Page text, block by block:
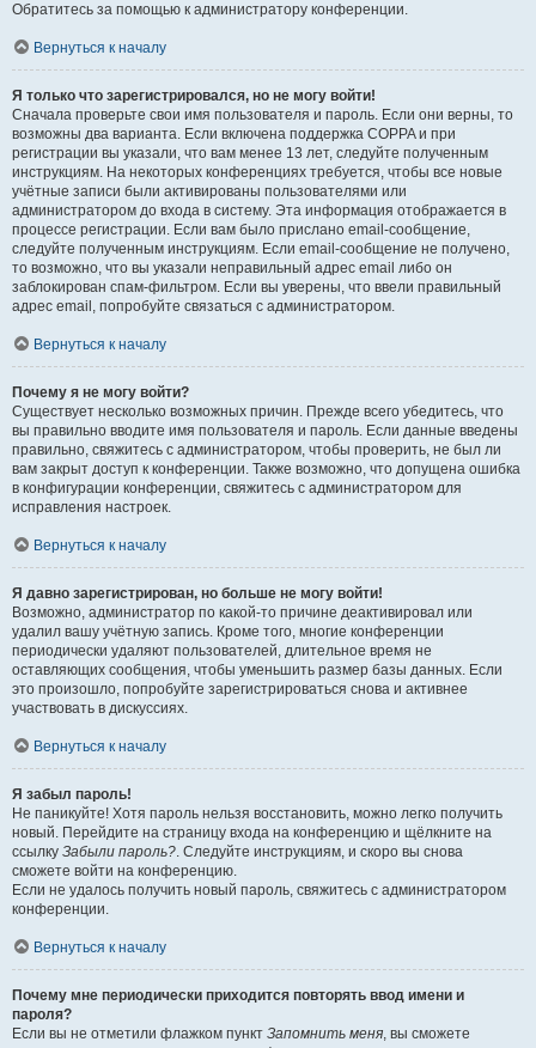
Обратитесь за помощью к администратору конференции.
Вернуться к началу
Я только что зарегистрировался, но не могу войти!
Сначала проверьте свои имя пользователя и пароль. Если они верны, то
возможны два варианта. Если включена поддержка COPPA и при
регистрации вы указали, что вам менее 13 лет, следуйте полученным
инструкциям. На некоторых конференциях требуется, чтобы все новые
учётные записи были активированы пользователями или
администратором до входа в систему. Эта информация отображается в
процессе регистрации. Если вам было прислано email-сообщение,
следуйте полученным инструкциям. Если email-сообщение не получено,
то возможно, что вы указали неправильный адрес email либо он
заблокирован спам-фильтром. Если вы уверены, что ввели правильный
адрес email, попробуйте связаться с администратором.
Вернуться к началу
Почему я не могу войти?
Существует несколько возможных причин. Прежде всего убедитесь, что
вы правильно вводите имя пользователя и пароль. Если данные введены
правильно, свяжитесь с администратором, чтобы проверить, не был ли
вам закрыт доступ к конференции. Также возможно, что допущена ошибка
в конфигурации конференции, свяжитесь с администратором для
исправления настроек.
Вернуться к началу
Я давно зарегистрирован, но больше не могу войти!
Возможно, администратор по какой-то причине деактивировал или
удалил вашу учётную запись. Кроме того, многие конференции
периодически удаляют пользователей, длительное время не
оставляющих сообщения, чтобы уменьшить размер базы данных. Если
это произошло, попробуйте зарегистрироваться снова и активнее
участвовать в дискуссиях.
Вернуться к началу
Я забыл пароль!
Не паникуйте! Хотя пароль нельзя восстановить, можно легко получить
новый. Перейдите на страницу входа на конференцию и щёлкните на
ссылку Забыли пароль?. Следуйте инструкциям, и скоро вы снова
сможете войти на конференцию.
Если не удалось получить новый пароль, свяжитесь с администратором
конференции.
Вернуться к началу
Почему мне периодически приходится повторять ввод имени и
пароля?
Если вы не отметили флажком пункт Запомнить меня, вы сможете